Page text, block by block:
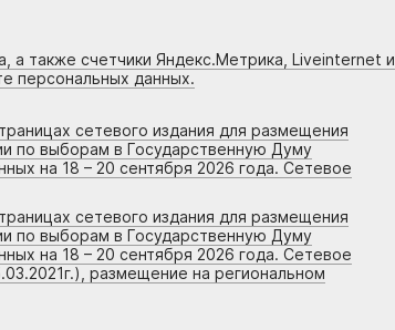
а также счетчики Яндекс.Метрика, Liveinternet и
персональных данных.
сетевого издания для размещения
по выборам в Государственную Думу
на 18 – 20 сентября 2026 года. Сетевое
сетевого издания для размещения
по выборам в Государственную Думу
на 18 – 20 сентября 2026 года. Сетевое
размещение на региональном